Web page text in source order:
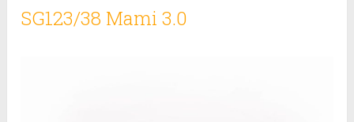
SG123/38 Mami 3.0